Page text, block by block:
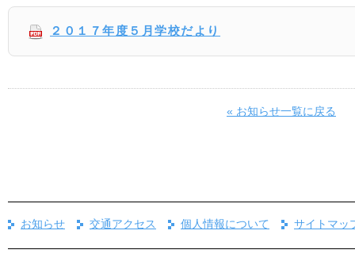
２０１７年度５月学校だより
« お知らせ一覧に戻る
お知らせ 交通アクセス 個人情報について サイトマッ